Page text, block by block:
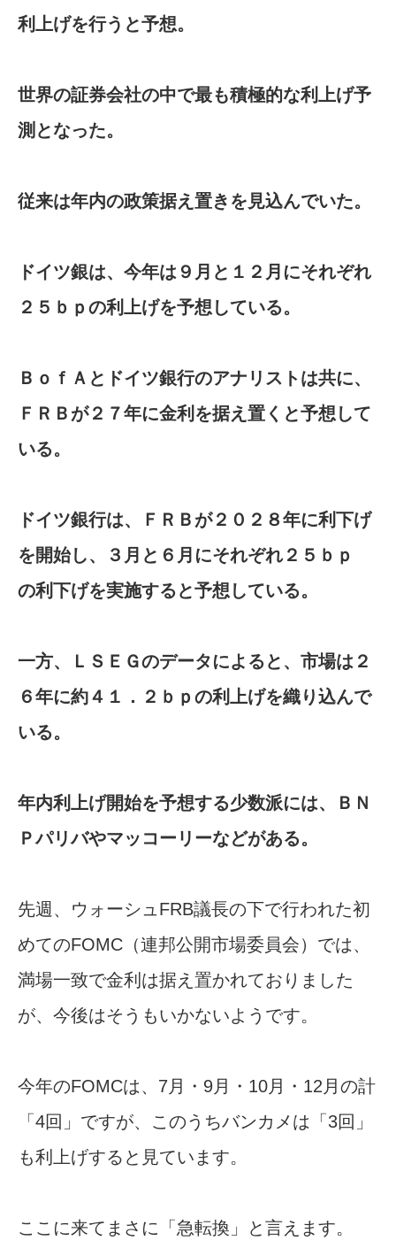
利上げを行うと予想。
世界の証券​会社の中で最も積極的な利上げ予
測となった。
⁠従来は年内の政策据え置きを見込んでいた。
ドイツ銀は、今年は９月と１２月にそれぞれ
２５ｂｐの利上げを予想している。
ＢｏｆＡとドイツ銀行のアナリストは共に、
ＦＲＢが２７年に金利を据え置くと予想して
いる。
ドイツ銀行は、ＦＲＢが２０２８年に利下げ
を開始し、３月と６月にそれぞれ２５ｂｐ
の⁠利下げを​実施すると予想している。
一方、ＬＳＥＧのデ​ータによると、市場は２
６年に約４１．２ｂｐの利上げを織り込んで
いる。
年内利上げ開始​を予想する少数派には、ＢＮ
Ｐパリバやマッコーリーなどがある。
先週、ウォーシュFRB議長の下で行われた初
めてのFOMC（連邦公開市場委員会）では、
満場一致で金利は据え置かれておりました
が、今後はそうもいかないようです。
今年のFOMCは、7月・9月・10月・12月の計
「4回」ですが、このうちバンカメは「3回」
も利上げすると見ています。
ここに来てまさに「急転換」と言えます。